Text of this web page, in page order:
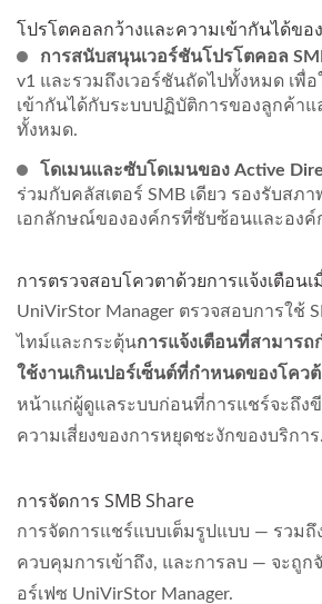
โปรโตคอลกว้างและความเข้ากันได้ขอ
การสนับสนุนเวอร์ชันโปรโตคอล
v1 และรวมถึงเวอร์ชันถัดไปทั้งหมด เพื่
เข้ากันได้กับระบบปฏิบัติการของลูกค้าแ
ทั้งหมด.
โดเมนและซับโดเมนของ Active
ร่วมกับคลัสเตอร์ SMB เดียว รองรับสภ
เอกลักษณ์ขององค์กรที่ซับซ้อนและองค์
การตรวจสอบโควตาด้วยการแจ้งเตือน
UniVirStor Manager ตรวจสอบการใช้
ไทม์และกระตุ้นการแจ้งเตือนที่สามาร
ใช้งานเกินเปอร์เซ็นต์ที่กำหนดของโคว
หน้าแก่ผู้ดูแลระบบก่อนที่การแชร์จะถึง
ความเสี่ยงของการหยุดชะงักของบริการ.
การจัดการ SMB Share
การจัดการแชร์แบบเต็มรูปแบบ — รวมถึ
ควบคุมการเข้าถึง, และการลบ — จะถูก
อร์เฟซ UniVirStor Manager.